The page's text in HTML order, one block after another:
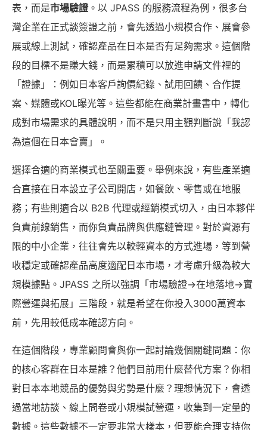
表，而是市場驗證 。以 JPASS 的服務流程為例，很多台
灣企業在正式談簽證之前，會先透過小規模合作、展會參
展或線上測試，確認產品在日本是否有足夠需求。這個階
段的目標不是賺大錢，而是累積可以放進申請文件裡的
「證據」：例如日本客戶詢價紀錄、試用回饋、合作提
案、媒體或KOL曝光等。這些都能在商業計畫書中，轉化
成對市場需求的具體說明，而不是只用主觀判斷說「我認
為這個在日本會賣」。
選擇合適的商業模式也至關重要。舉例來說，有些產業適
合直接在日本設立子公司開店，如餐飲、零售或在地服
務；有些則適合以 B2B 代理或經銷模式切入，由日本夥伴
負責前線銷售，而你負責品牌與供應鏈管理。對於資源有
限的中小企業，往往會先以較輕資本的方式進場，等到營
收穩定或確認產品高度適配日本市場，才考慮升級為較大
規模據點。JPASS 之所以強調「市場驗證→在地落地→實
際營運與拓展」三階段，就是希望在你投入3000萬資本
前，先用較低成本確認方向。
在這個階段，專業顧問會與你一起討論幾個關鍵問題：你
的核心客群在日本是誰？他們目前用什麼替代方案？你相
對日本本地競品的優勢與劣勢是什麼？理想情況下，會透
過當地訪談、線上問卷或小規模試營運，收集到一定量的
數據。這些數據不一定要非常大樣本，但要能合理支持你